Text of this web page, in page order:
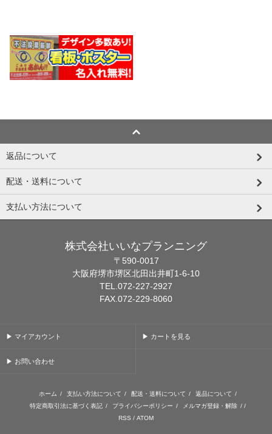
返品について
配送・送料について
支払い方法について
株式会社いいなプランニング
〒590-0017
大阪府堺市堺区北田出井町1-6-10
TEL.072-227-2927
FAX.072-229-8060
▶ マイアカウント ▶ カートを見る
▶ お問い合わせ
ホーム / 支払い方法について / 配送・送料について / 返品について /
特定商取引法に基づく表記 / プライバシーポリシー / メルマガ登録・解除 / /
RSS / ATOM